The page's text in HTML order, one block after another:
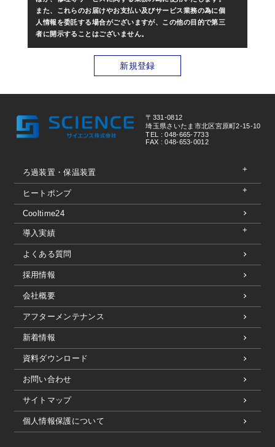
また、これらのお届けやお支払い及びサービス業務の為に個
人情報を委託する場合がございますが、この他の目的で第三
者に開示することはございません。
新規登録
〒331-0812
埼玉県さいたま市北区宮原町2-15-10
TEL : 048-665-7733
FAX : 048-653-0012
ろ過装置・保温装置
ヒートポンプ
Cooltime24
導入実績
よくある質問
採用情報
会社概要
アフターメンテナンス
新着情報
資料ダウンロード
お問い合わせ
サイトマップ
個人情報保護について